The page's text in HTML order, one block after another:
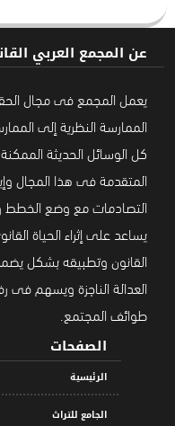
عن المجمع العربي
يعمل المجمع فى مجال
الممارسة النظرية إلى
كل الوسائل الحديثة
المتقدمة فى هذا المجال
التصادمات مع وضع الخطط
يساعد على إثراء الحياة
القانون وتطبيقه بشكل
العدالة الناجزة ويسهم فى
طوائف المجتمع.
الصفحات
الرئيسية
الجامع للتراث